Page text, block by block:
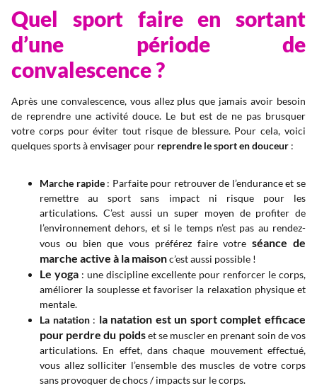
Quel sport faire en sortant
d’une période de
convalescence ?
Après une convalescence, vous allez plus que jamais avoir besoin
de reprendre une activité douce. Le but est de ne pas brusquer
votre corps pour éviter tout risque de blessure. Pour cela, voici
quelques sports à envisager pour reprendre le sport en douceur :
Marche rapide : Parfaite pour retrouver de l’endurance et se
remettre au sport sans impact ni risque pour les
articulations. C’est aussi un super moyen de profiter de
l’environnement dehors, et si le temps n’est pas au rendez-
vous ou bien que vous préférez faire votre séance de
marche active à la maisonc’est aussi possible !
Le yoga : une discipline excellente pour renforcer le corps,
améliorer la souplesse et favoriser la relaxation physique et
mentale.
La natation: la natation est un sport complet efficace
pour perdre du poidset se muscler en prenant soin de vos
articulations. En effet, dans chaque mouvement effectué,
vous allez solliciter l’ensemble des muscles de votre corps
sans provoquer de chocs / impacts sur le corps.